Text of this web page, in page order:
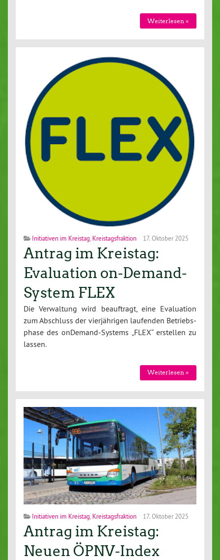
Wei­ter­le­sen »
Initiativen im Kreistag Kreistagsfraktion 17. Oktober 2025
Antrag im Kreistag:
Evaluation on-Demand-
System FLEX
Die Ver­wal­tung wird be­auf­tragt, eine Eva­lua­ti­on
zum Abschluss der vier­jäh­ri­gen laufenden Be­triebs­
pha­se des on­De­mand-Sys­tems „FLEX“ erstellen zu
lassen.
Wei­ter­le­sen »
Initiativen im Kreistag Kreistagsfraktion 17. Oktober 2025
Antrag im Kreistag:
Neuen ÖPNV-Index